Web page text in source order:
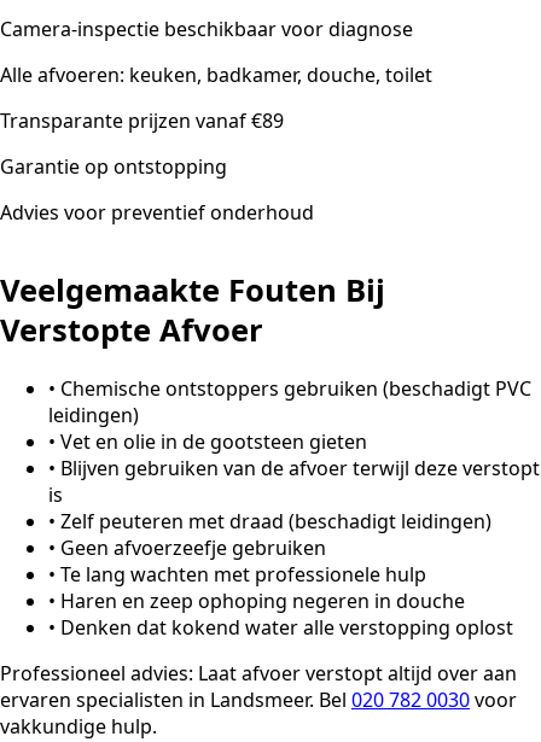
Camera-inspectie beschikbaar voor diagnose
Alle afvoeren: keuken, badkamer, douche, toilet
Transparante prijzen vanaf €89
Garantie op ontstopping
Advies voor preventief onderhoud
Veelgemaakte Fouten Bij
Verstopte Afvoer
• Chemische ontstoppers gebruiken (beschadigt PVC
leidingen)
• Vet en olie in de gootsteen gieten
• Blijven gebruiken van de afvoer terwijl deze verstopt
is
• Zelf peuteren met draad (beschadigt leidingen)
• Geen afvoerzeefje gebruiken
• Te lang wachten met professionele hulp
• Haren en zeep ophoping negeren in douche
• Denken dat kokend water alle verstopping oplost
Professioneel advies: Laat afvoer verstopt altijd over aan
ervaren specialisten in Landsmeer. Bel 020 782 0030voor
vakkundige hulp.